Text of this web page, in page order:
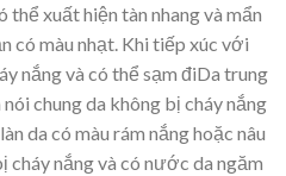
thể xuất hiện tàn nhang và mẩn
có màu nhạt. Khi tiếp xúc với
nắng và có thể sạm điDa trung
chung da không bị cháy nắng
da có màu rám nắng hoặc nâu
cháy nắng và có nước da ngăm